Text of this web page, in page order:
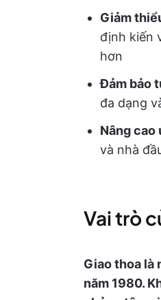
Giảm
định kiến
hơn
Đảm bảo
đa dạng
Nâng cao
và nhà
Vai trò
Giao thoa là
năm 1980.